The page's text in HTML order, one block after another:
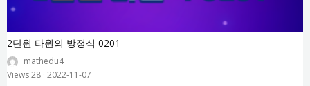
2단원 타원의 방정식 0201
mathedu4
Views 28 · 2022-11-07